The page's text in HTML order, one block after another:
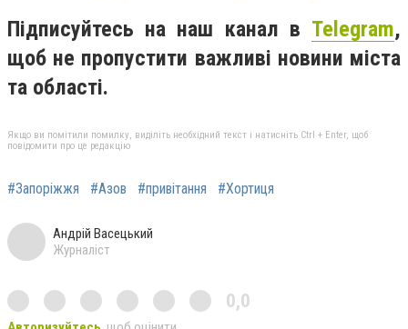
Підписуйтесь на наш канал в Telegram,
щоб не пропустити важливі новини міста
та області.
Якщо ви помітили помилку, виділіть необхідний текст і натисніть Ctrl + Enter, щоб
повідомити про це редакцію
#Запоріжжя #Азов #привітання #Хортиця
Андрій Васецький
Журналіст
0,0